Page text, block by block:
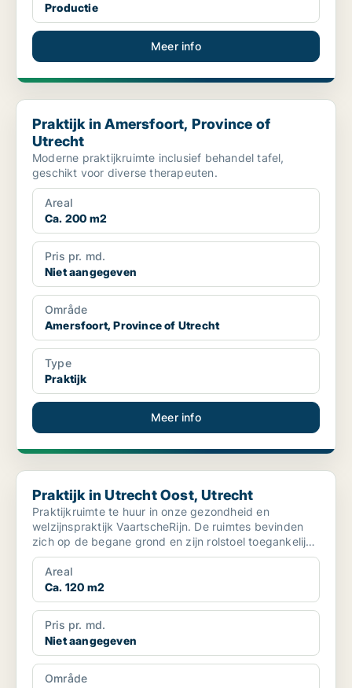
Productie
Meer info
Praktijk in Amersfoort, Province of Utrecht
Praktijk in Amersfoort, Province of
Utrecht
Moderne praktijkruimte inclusief behandel tafel,
geschikt voor diverse therapeuten.
Areal
Ca. 200 m2
Pris pr. md.
Niet aangegeven
Område
Amersfoort, Province of Utrecht
Type
Praktijk
Meer info
Praktijk in Utrecht Oost, Utrecht
Praktijk in Utrecht Oost, Utrecht
Praktijkruimte te huur in onze gezondheid en
welzijnspraktijk VaartscheRijn. De ruimtes bevinden
zich op de begane grond en zijn rolstoel toegankelijk.
De pr...
Areal
Ca. 120 m2
Pris pr. md.
Niet aangegeven
Område